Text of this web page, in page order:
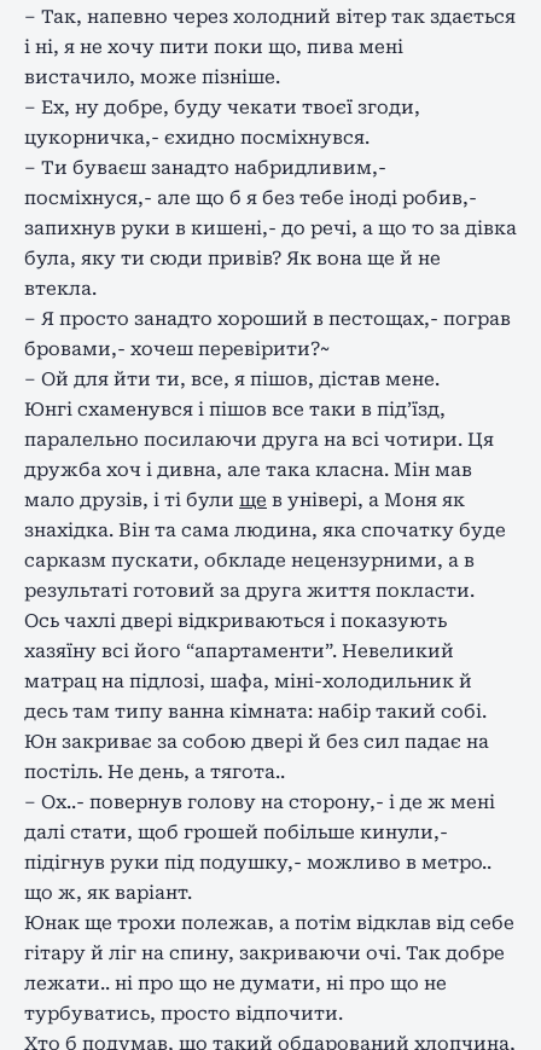
– Так, напевно через холодний вітер так здається
і ні, я не хочу пити поки що, пива мені
вистачило, може пізніше.
– Ех, ну добре, буду чекати твоєї згоди,
цукорничка,- єхидно посміхнувся.
– Ти буваєш занадто набридливим,-
посміхнуся,- але що б я без тебе іноді робив,-
запихнув руки в кишені,- до речі, а що то за дівка
була, яку ти сюди привів? Як вона ще й не
втекла.
– Я просто занадто хороший в пестощах,- пограв
бровами,- хочеш перевірити?~
– Ой для йти ти, все, я пішов, дістав мене.
Юнгі схаменувся і пішов все таки в під’їзд,
паралельно посилаючи друга на всі чотири. Ця
дружба хоч і дивна, але така класна. Мін мав
мало друзів, і ті були ще в універі, а Моня як
знахідка. Він та сама людина, яка спочатку буде
сарказм пускати, обкладе нецензурними, а в
результаті готовий за друга життя покласти.
Ось чахлі двері відкриваються і показують
хазяїну всі його “апартаменти”. Невеликий
матрац на підлозі, шафа, міні-холодильник й
десь там типу ванна кімната: набір такий собі.
Юн закриває за собою двері й без сил падає на
постіль. Не день, а тягота..
– Ох..- повернув голову на сторону,- і де ж мені
далі стати, щоб грошей побільше кинули,-
підігнув руки під подушку,- можливо в метро..
що ж, як варіант.
Юнак ще трохи полежав, а потім відклав від себе
гітару й ліг на спину, закриваючи очі. Так добре
лежати.. ні про що не думати, ні про що не
турбуватись, просто відпочити.
Хто б подумав, що такий обдарований хлопчина,